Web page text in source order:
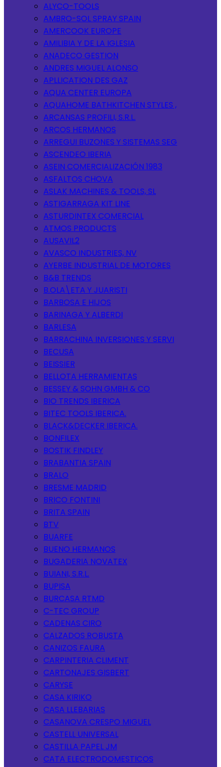
ALYCO-TOOLS
AMBRO-SOL SPRAY SPAIN
AMERCOOK EUROPE
AMILIBIA Y DE LA IGLESIA
ANADECO GESTION
ANDRES MIGUEL ALONSO
APLLICATION DES GAZ
AQUA CENTER EUROPA
AQUAHOME BATHKITCHEN STYLES ,
ARCANSAS PROFILI, S.R.L.
ARCOS HERMANOS
ARREGUI BUZONES Y SISTEMAS SEG
ASCENDEO IBERIA
ASEIN COMERCIALIZACIÓN 1983
ASFALTOS CHOVA
ASLAK MACHINES & TOOLS, SL
ASTIGARRAGA KIT LINE
ASTURDINTEX COMERCIAL
ATMOS PRODUCTS
AUSAVIL2
AVASCO INDUSTRIES, NV
AYERBE INDUSTRIAL DE MOTORES
B&B TRENDS
B.OLA\ETA Y JUARISTI
BARBOSA E HIJOS
BARINAGA Y ALBERDI
BARLESA
BARRACHINA INVERSIONES Y SERVI
BECUSA
BEISSIER
BELLOTA HERRAMIENTAS
BESSEY & SOHN GMBH & CO
BIO TRENDS IBERICA
BITEC TOOLS IBERICA.
BLACK&DECKER IBERICA.
BONFILEX
BOSTIK FINDLEY
BRABANTIA SPAIN
BRALO
BRESME MADRID
BRICO FONTINI
BRITA SPAIN
BTV
BUARFE
BUENO HERMANOS
BUGADERIA NOVATEX
BUIANI, S.R.L.
BUPISA
BURCASA RTMD
C-TEC GROUP
CADENAS CIRO
CALZADOS ROBUSTA
CANIZOS FAURA
CARPINTERIA CLIMENT
CARTONAJES GISBERT
CARYSE
CASA KIRIKO
CASA LLEBARIAS
CASANOVA CRESPO MIGUEL
CASTELL UNIVERSAL
CASTILLA PAPEL JM
CATA ELECTRODOMESTICOS